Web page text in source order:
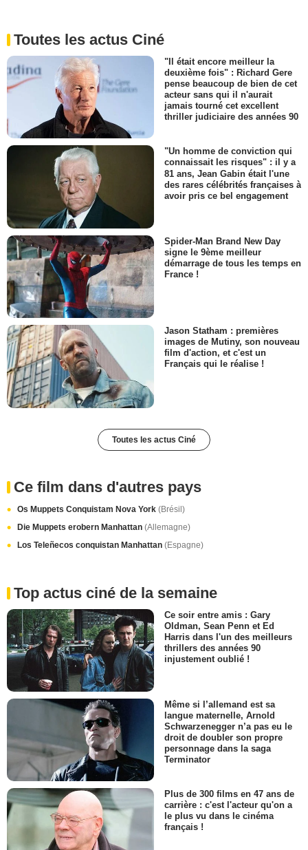
Toutes les actus Ciné
"Il était encore meilleur la
deuxième fois" : Richard Gere
pense beaucoup de bien de cet
acteur sans qui il n'aurait
jamais tourné cet excellent
thriller judiciaire des années 90
"Un homme de conviction qui
connaissait les risques" : il y a
81 ans, Jean Gabin était l'une
des rares célébrités françaises à
avoir pris ce bel engagement
Spider-Man Brand New Day
signe le 9ème meilleur
démarrage de tous les temps en
France !
Jason Statham : premières
images de Mutiny, son nouveau
film d'action, et c'est un
Français qui le réalise !
Toutes les actus Ciné
Ce film dans d'autres pays
Os Muppets Conquistam Nova York (Brésil)
Die Muppets erobern Manhattan (Allemagne)
Los Teleñecos conquistan Manhattan (Espagne)
Top actus ciné de la semaine
Ce soir entre amis : Gary
Oldman, Sean Penn et Ed
Harris dans l'un des meilleurs
thrillers des années 90
injustement oublié !
Même si l’allemand est sa
langue maternelle, Arnold
Schwarzenegger n’a pas eu le
droit de doubler son propre
personnage dans la saga
Terminator
Plus de 300 films en 47 ans de
carrière : c'est l'acteur qu'on a
le plus vu dans le cinéma
français !